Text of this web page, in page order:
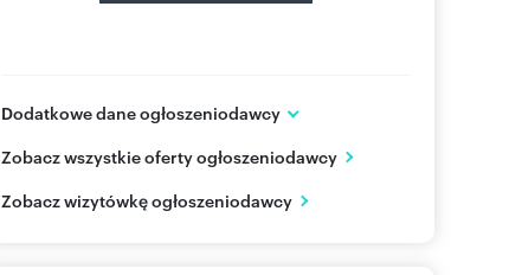
Dodatkowe dane ogłoszeniodawcy
Gdańsk
PL
Zobacz wszystkie oferty ogłoszeniodawcy
Zobacz wizytówkę ogłoszeniodawcy